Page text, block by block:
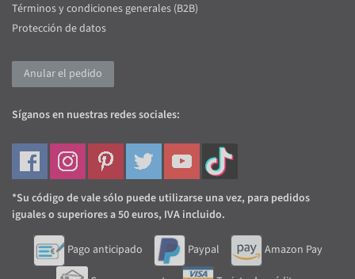
Términos y condiciones generales (B2B)
Protección de datos
Anular el pedido
Síganos en nuestras redes sociales:
*Su código de vale sólo puede utilizarse una vez, para pedidos
iguales o superiores a 50 euros, IVA incluido.
Pago anticipado Paypal
Amazon Pay